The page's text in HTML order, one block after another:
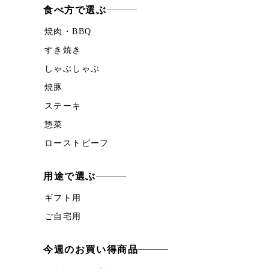
食べ方で選ぶ
焼肉・BBQ
すき焼き
しゃぶしゃぶ
焼豚
ステーキ
惣菜
ローストビーフ
用途で選ぶ
ギフト用
ご自宅用
今週のお買い得商品